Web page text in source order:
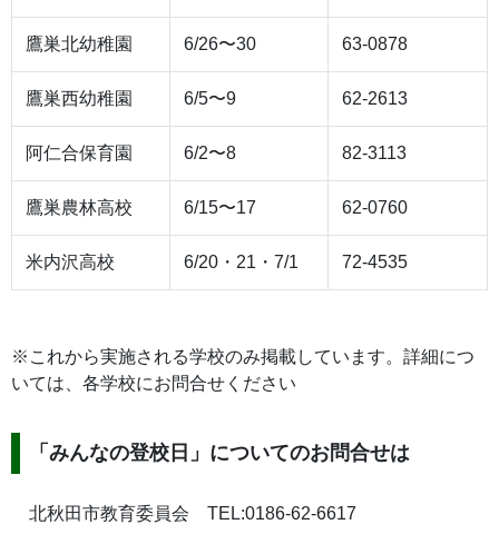
鷹巣北幼稚園 6/26〜30 63-0878
鷹巣西幼稚園 6/5〜9 62-2613
阿仁合保育園 6/2〜8 82-3113
鷹巣農林高校 6/15〜17 62-0760
米内沢高校 6/20・21・7/1 72-4535
※これから実施される学校のみ掲載しています。詳細につ
いては、各学校にお問合せください
「みんなの登校日」についてのお問合せは
北秋田市教育委員会 TEL:0186-62-6617